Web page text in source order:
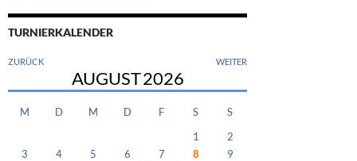
TURNIERKALENDER
ZURÜCK WEITER
AUGUST2026
M D M D F S S
1
2
3
4 5 6 7 8
9